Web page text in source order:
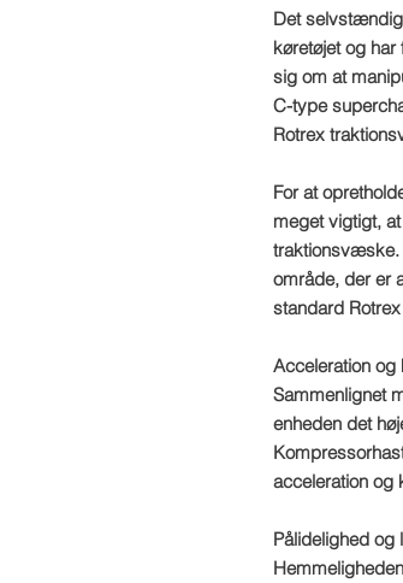
Det
køretøjet og
sig om at
C-type
Rotrex
For at
meget vigtigt,
traktionsvæske.
område, der er
standard
Acceleration og
Sammenlignet
enheden det
acceleration og
Pålidelighed og